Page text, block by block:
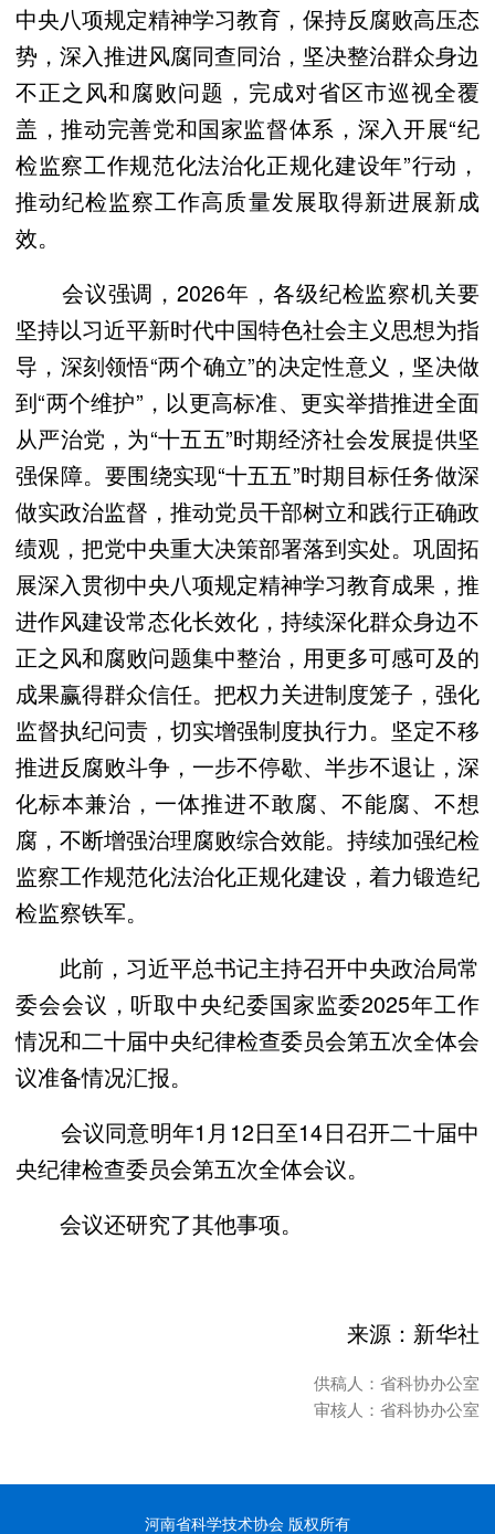
中央八项规定精神学习教育，保持反腐败高压态
势，深入推进风腐同查同治，坚决整治群众身边
不正之风和腐败问题，完成对省区市巡视全覆
盖，推动完善党和国家监督体系，深入开展“纪
检监察工作规范化法治化正规化建设年”行动，
推动纪检监察工作高质量发展取得新进展新成
效。
会议强调，2026年，各级纪检监察机关要
坚持以习近平新时代中国特色社会主义思想为指
导，深刻领悟“两个确立”的决定性意义，坚决做
到“两个维护”，以更高标准、更实举措推进全面
从严治党，为“十五五”时期经济社会发展提供坚
强保障。要围绕实现“十五五”时期目标任务做深
做实政治监督，推动党员干部树立和践行正确政
绩观，把党中央重大决策部署落到实处。巩固拓
展深入贯彻中央八项规定精神学习教育成果，推
进作风建设常态化长效化，持续深化群众身边不
正之风和腐败问题集中整治，用更多可感可及的
成果赢得群众信任。把权力关进制度笼子，强化
监督执纪问责，切实增强制度执行力。坚定不移
推进反腐败斗争，一步不停歇、半步不退让，深
化标本兼治，一体推进不敢腐、不能腐、不想
腐，不断增强治理腐败综合效能。持续加强纪检
监察工作规范化法治化正规化建设，着力锻造纪
检监察铁军。
此前，习近平总书记主持召开中央政治局常
委会会议，听取中央纪委国家监委2025年工作
情况和二十届中央纪律检查委员会第五次全体会
议准备情况汇报。
会议同意明年1月12日至14日召开二十届中
央纪律检查委员会第五次全体会议。
会议还研究了其他事项。
来源：新华社
供稿人：省科协办公室
审核人：省科协办公室
河南省科学技术协会 版权所有